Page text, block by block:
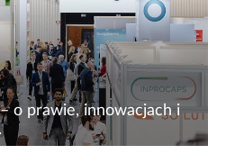
dostęp do...
o prawie, innowacjach i